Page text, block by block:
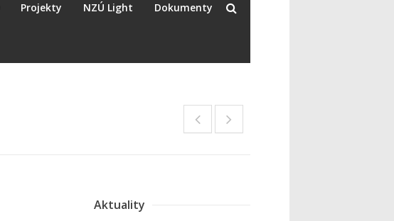
Projekty NZÚ Light Dokumenty
Aktuality